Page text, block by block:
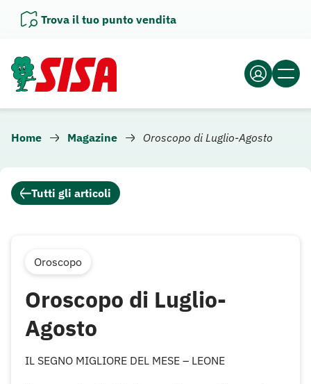
Trova il tuo punto vendita
Home Magazine Oroscopo di Luglio-Agosto
Tutti gli articoli
Oroscopo
Oroscopo di Luglio-
Agosto
IL SEGNO MIGLIORE DEL MESE – LEONE